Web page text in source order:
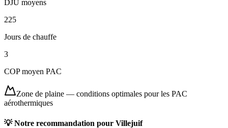
DJU moyens
225
Jours de chauffe
3
COP moyen PAC
Zone de plaine — conditions optimales pour les PAC
aérothermiques
💡 Notre recommandation pour Villejuif